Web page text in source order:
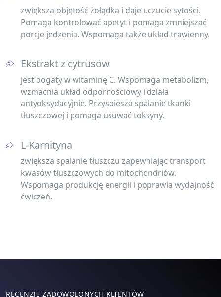
zwiększa objętość żołądka i daje uczucie sytości.
Pomaga kontrolować apetyt i pomaga zmniejszać
porcje jedzenia. Wspomaga także układ trawienny.
Ekstrakt z cytrusów
jest bogaty w witaminę C. Wspomaga metabolizm,
wzmacnia układ odpornościowy i działa
antyoksydacyjnie. Przyspiesza spalanie tkanki
tłuszczowej i pomaga usuwać toksyny.
L-Karnityna
zwiększa spalanie tłuszczu zapewniając transport
kwasów tłuszczowych do mitochondriów.
Wspomaga produkcję energii i poprawia wydajność
ćwiczeń.
RECENZJE ZADOWOLONYCH KLIENTÓW